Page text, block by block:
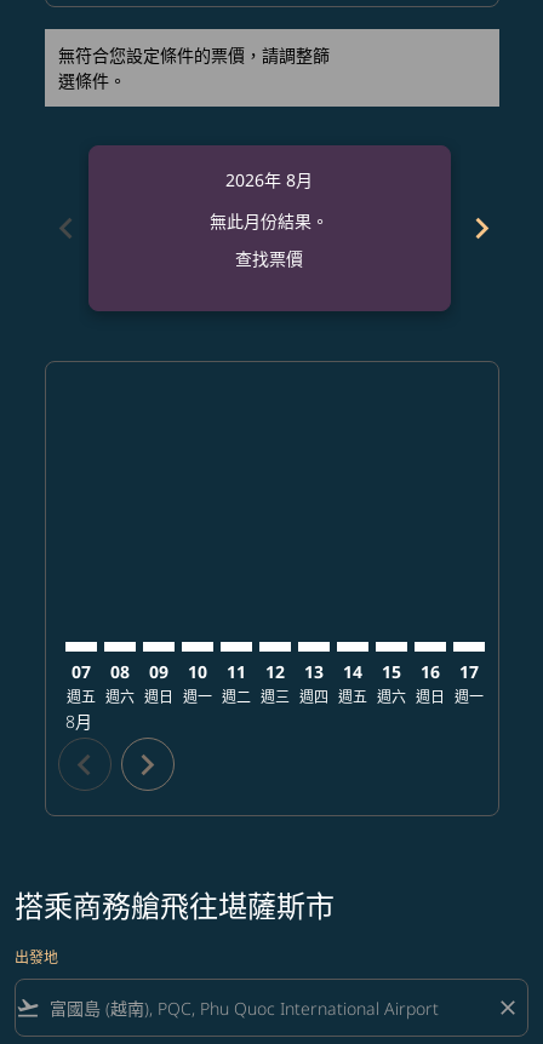
無符合您設定條件的票價，請調整篩
選條件。
chevron_left
2026年 8月
無此月份結果。
查找票價
chevron_right
07
週五
8月
08
週六
09
週日
10
週一
11
週二
12
週三
13
週四
14
週五
15
週六
16
週日
17
週一
chevron_left chevron_right
搭乘商務艙飛往堪薩斯市
出發地
flight_takeoff close